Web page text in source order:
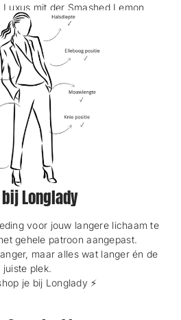
mit der Smashed Lemon
Longlady
voor jouw langere lichaam te
gehele patroon aangepast.
maar alles wat langer én de
juiste plek.
je bij Longlady ⚡️